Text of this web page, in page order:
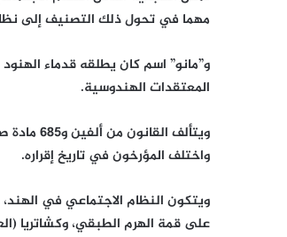
مهما في تحول ذلك التصنيف إلى
و”مانو” اسم كان يطلقه قدماء
المعتقدات الهندوسية.
ويتألف
واختلف المؤرخون في تاريخ إقراره.
ويتكون النظام الاجتماعي في
على قمة الهرم الطبقي، وكشاتريا